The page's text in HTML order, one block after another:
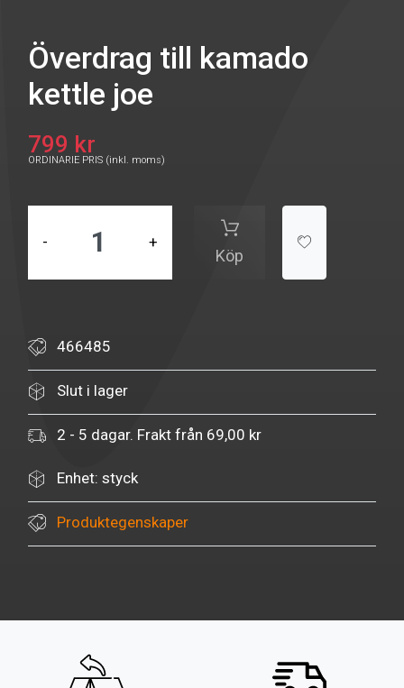
Överdrag till kamado
kettle joe
799 kr
ORDINARIE PRIS (inkl. moms)
- +
Köp
466485
Slut i lager
2 - 5 dagar. Frakt från 69,00 kr
Enhet: styck
Produktegenskaper